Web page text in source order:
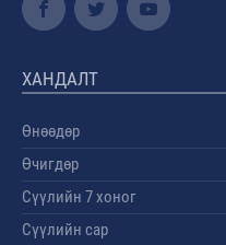
ХАНДАЛТ
Өнөөдөр
Өчигдөр
Сүүлийн 7 хоног
Сүүлийн сар